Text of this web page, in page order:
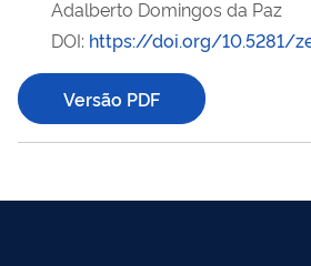
Adalberto Domingos da Paz
DOI: https://doi.org/10.5281/
Versão PDF